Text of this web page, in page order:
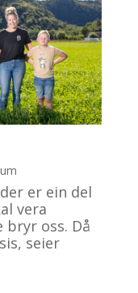
er ein del
vera
bryr oss. Då
seier